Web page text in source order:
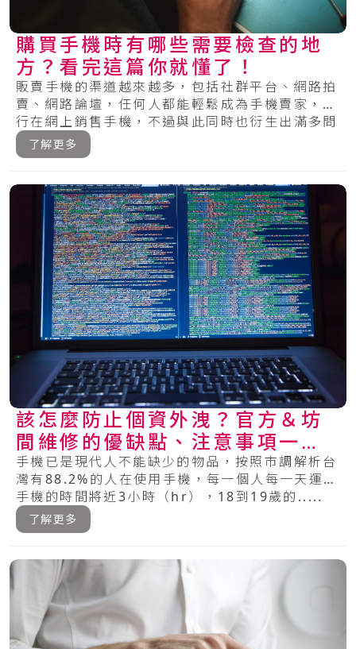
購買手機時有哪些需要檢查的地
方？看完這篇你就懂了！
販賣手機的渠道越來越多，包括社群平台、網路拍
賣、網路論壇，任何人都能輕鬆成為手機賣家，自
行在網上銷售手機，不過與此同時也衍生出滿多問
題，.....
了解更多
該怎麼防止個資外洩？官方＆坊
間維修的優缺點、注意事項一次
看懂！
手機已是現代人不能缺少的物品，按照市調解析台
灣有88.2%的人在使用手機，每一個人每一天運用
手機的時間將近3小時（hr），18到19歲的.....
了解更多